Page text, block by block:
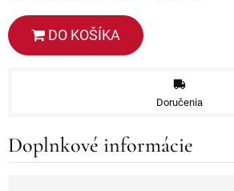
DO KOŠÍKA
Doručenia
Doplnkové informácie